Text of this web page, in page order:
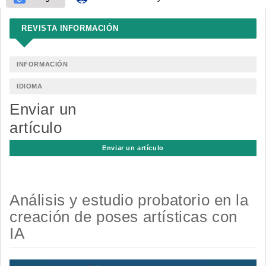
REVISTA INFORMACIÓN
INFORMACIÓN
IDIOMA
Enviar un
artículo
Enviar un artículo
Análisis y estudio probatorio en la
creación de poses artísticas con
IA